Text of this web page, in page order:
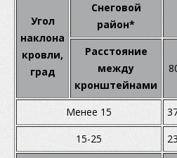
Угол
наклона
кровли,
град
Снеговой
район*
Расстояние
между
кронштейнами
Менее 15
15-25